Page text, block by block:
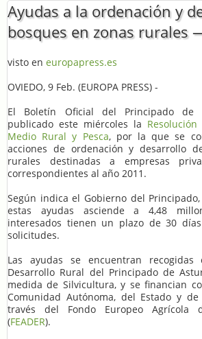
Ayudas a la ordenación y
bosques en zonas
visto en europapress.es
OVIEDO, 9 Feb. (EUROPA PRESS) -
El Boletín Oficial del Principado de
publicado este miércoles la
Medio Rural y Pesca, por la que se
acciones de ordenación y desarrollo
rurales destinadas a empresas
correspondientes al año 2011.
Según indica el Gobierno del
estas ayudas asciende a 4,48
interesados tienen un plazo de 30
solicitudes.
Las ayudas se encuentran
Desarrollo Rural del Principado de
medida de Silvicultura, y se financian
Comunidad Autónoma, del Estado y
través del Fondo Europeo Agrícola
(FEADER).